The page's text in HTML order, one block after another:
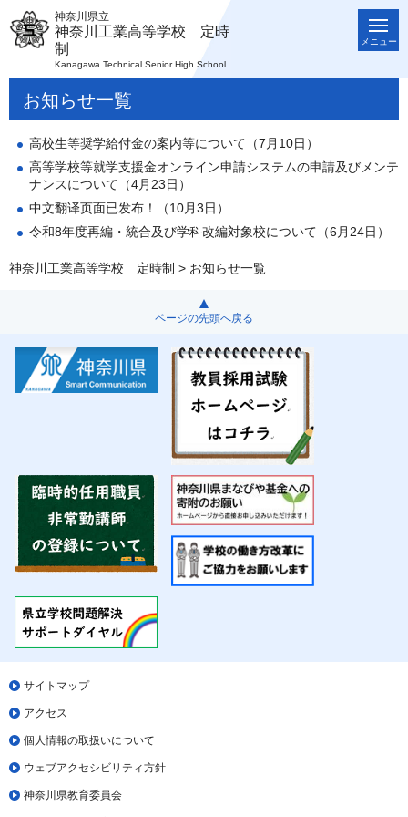
神奈川県立
神奈川工業高等学校 定時
制
Kanagawa Technical Senior High School
メニュー
お知らせ一覧
高校生等奨学給付金の案内等について（7月10日）
高等学校等就学支援金オンライン申請システムの申請及びメンテ
ナンスについて（4月23日）
中文翻译页面已发布！（10月3日）
令和8年度再編・統合及び学科改編対象校について（6月24日）
神奈川工業高等学校 定時制 > お知らせ一覧
ページの先頭へ戻る
サイトマップ
アクセス
個人情報の取扱いについて
ウェブアクセシビリティ方針
神奈川県教育委員会